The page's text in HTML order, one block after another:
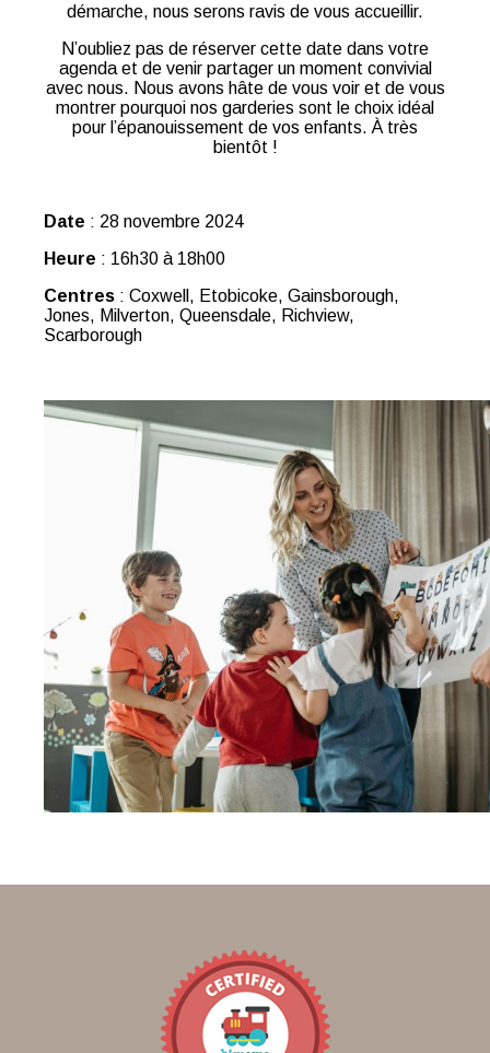
démarche, nous serons ravis de vous accueillir.
N’oubliez pas de réserver cette date dans votre
agenda et de venir partager un moment convivial
avec nous. Nous avons hâte de vous voir et de vous
montrer pourquoi nos garderies sont le choix idéal
pour l’épanouissement de vos enfants. À très
bientôt !
Date : 28 novembre 2024
Heure : 16h30 à 18h00
Centres : Coxwell, Etobicoke, Gainsborough,
Jones, Milverton, Queensdale, Richview,
Scarborough